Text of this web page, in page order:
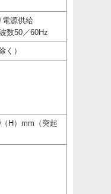
電源供給
数50／60Hz
く）
H）mm（突起